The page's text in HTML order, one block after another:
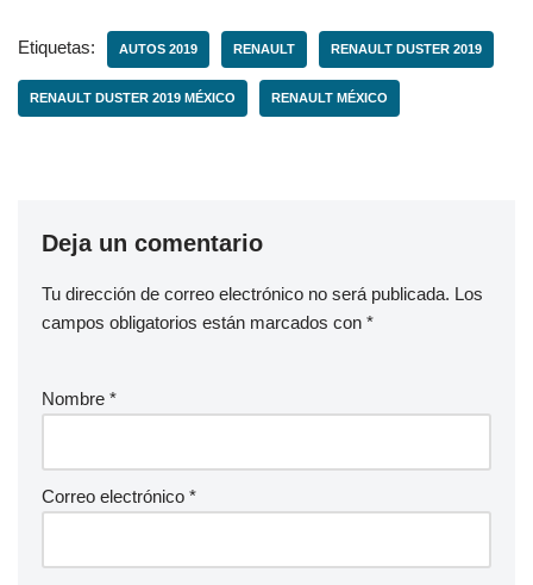
Etiquetas: AUTOS 2019 RENAULT RENAULT DUSTER 2019
RENAULT DUSTER 2019 MÉXICO RENAULT MÉXICO
Deja un comentario
Tu dirección de correo electrónico no será publicada. Los
campos obligatorios están marcados con *
Nombre *
Correo electrónico *